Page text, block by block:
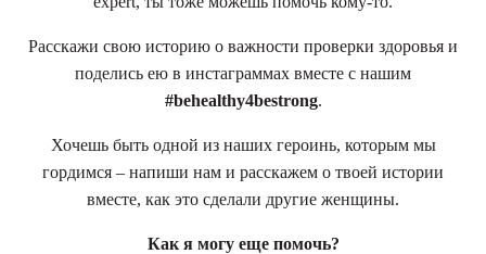
Расскажи свою историю о важности проверки здоровья и
поделись ею в инстаграммах вместе с нашим
#behealthy4bestrong.
Хочешь быть одной из наших героинь, которым мы
гордимся – напиши нам и расскажем о твоей истории
вместе, как это сделали другие женщины.
Как я могу еще помочь?